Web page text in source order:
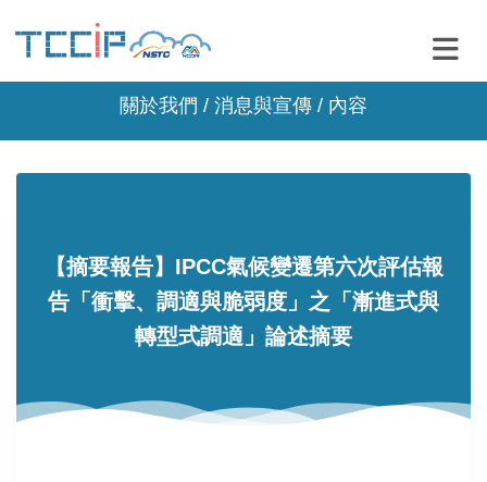
關於我們 / 消息與宣傳 / 內容
【摘要報告】IPCC氣候變遷第六次評估報
告「衝擊、調適與脆弱度」之「漸進式與
轉型式調適」論述摘要